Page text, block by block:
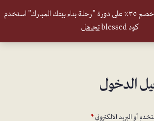
بمناسبة إطلاق الموقع: خصم ٣٥٪ على دورة "رحلة بناء بيتك المبارك" استخدم
كود blessed
تجاهل
الدخول
أو البريد الالكتروني *